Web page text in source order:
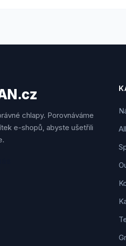
chlapy. Porovnáváme
e-shopů, abyste ušetřili